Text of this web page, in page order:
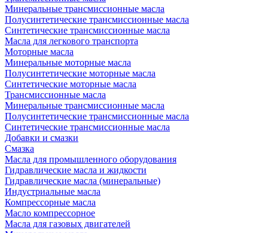
Минеральные трансмиссионные масла
Полусинтетические трансмиссионные масла
Синтетические трансмиссионные масла
Масла для легкового транспорта
Моторные масла
Минеральные моторные масла
Полусинтетические моторные масла
Синтетические моторные масла
Трансмиссионные масла
Минеральные трансмиссионные масла
Полусинтетические трансмиссионные масла
Синтетические трансмиссионные масла
Добавки и смазки
Смазка
Масла для промышленного оборудования
Гидравлические масла и жидкости
Гидравлические масла (минеральные)
Индустриальные масла
Компрессорные масла
Масло компрессорное
Масла для газовых двигателей